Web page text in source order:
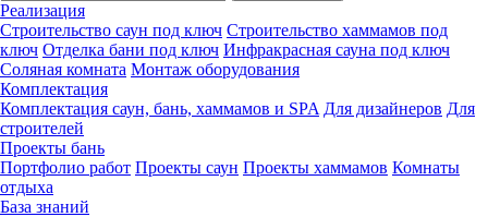
Реализация
Строительство саун под ключ Строительство хаммамов под
ключ Отделка бани под ключ Инфракрасная сауна под ключ
Соляная комната Монтаж оборудования
Комплектация
Комплектация саун, бань, хаммамов и SPA Для дизайнеров Для
строителей
Проекты бань
Портфолио работ Проекты саун Проекты хаммамов Комнаты
отдыха
База знаний